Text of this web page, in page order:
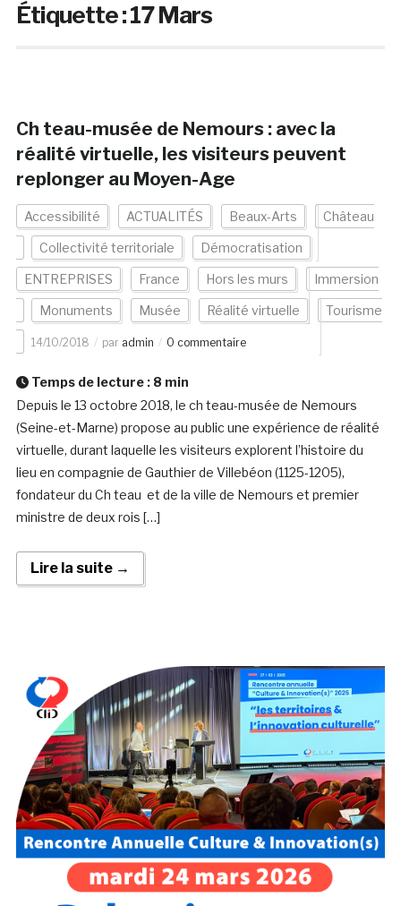
Étiquette :17 Mars
Ch teau-musée de Nemours : avec la
réalité virtuelle, les visiteurs peuvent
replonger au Moyen-Age
Accessibilité ACTUALITÉS Beaux-Arts Château
Collectivité territoriale Démocratisation
ENTREPRISES France Hors les murs Immersion
Monuments Musée Réalité virtuelle Tourisme
14/10/2018 par admin 0 commentaire
Temps de lecture : 8 min
Depuis le 13 octobre 2018, le ch teau-musée de Nemours
(Seine-et-Marne) propose au public une expérience de réalité
virtuelle, durant laquelle les visiteurs explorent l’histoire du
lieu en compagnie de Gauthier de Villebéon (1125-1205),
fondateur du Ch teau et de la ville de Nemours et premier
ministre de deux rois […]
Lire la suite →